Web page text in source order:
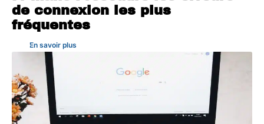
de connexion les plus
fréquentes
En savoir plus